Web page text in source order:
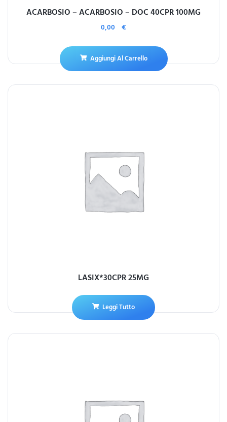
ACARBOSIO – ACARBOSIO – DOC 40CPR 100MG
0,00 €
Aggiungi Al Carrello
LASIX*30CPR 25MG
Leggi Tutto